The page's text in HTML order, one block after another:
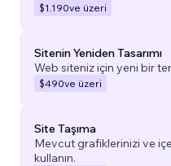
$1.190ve üzeri
Sitenin Yeniden Tasarımı
Web siteniz için yeni bir
$490ve üzeri
Site Taşıma
Mevcut grafiklerinizi ve
kullanın.